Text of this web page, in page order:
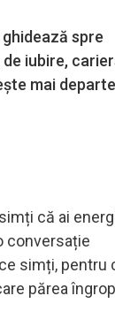
spre
iubire,
mai departe
că ai
conversație
simți, pentru
părea